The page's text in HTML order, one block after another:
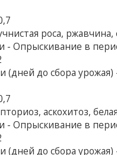
роса,
- Опрыскивание в
(дней до сбора урожая)
аскохитоз,
- Опрыскивание в
(дней до сбора урожая)